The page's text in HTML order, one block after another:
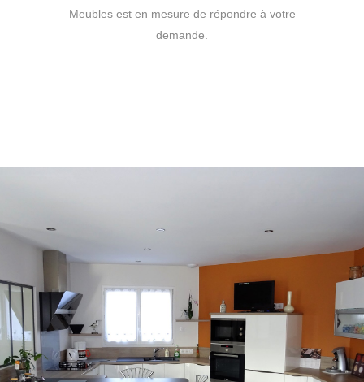
Meubles est en mesure de répondre à votre
demande.